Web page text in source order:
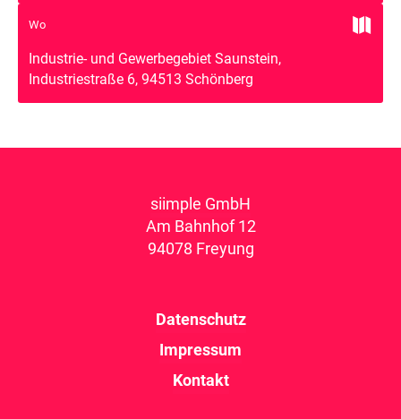
Wo 
Industrie- und Gewerbegebiet Saunstein,
Industriestraße 6, 94513 Schönberg
siimple GmbH
Am Bahnhof 12
94078 Freyung
Datenschutz
Impressum
Kontakt